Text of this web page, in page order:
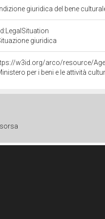
giuridica del bene
giuridica
w3id.org/arco/resource/
per i beni e le attività